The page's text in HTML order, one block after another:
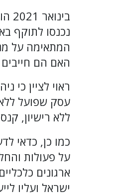
המתאימה על
האם הם
ראוי לציין כי
עסק שפועל
ללא רישיון,
כמו כן, כדאי
על פעולות
ארגונים
ישראל ועליו